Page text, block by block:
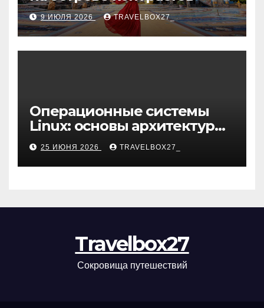
9 ИЮЛЯ 2026 TRAVELBOX27_
Операционные системы
Linux: основы архитектуры,
компоненты и области
применения
25 ИЮНЯ 2026 TRAVELBOX27_
Travelbox27
Сокровища путешествий